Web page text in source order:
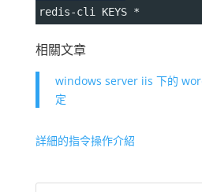
redis-cli KEYS *
相關文章
windows server iis 下的
定
詳細的指令操作介紹